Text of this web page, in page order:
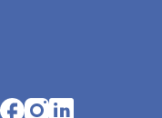
Opens in a new tab
Opens in a new tab
Opens in a new tab